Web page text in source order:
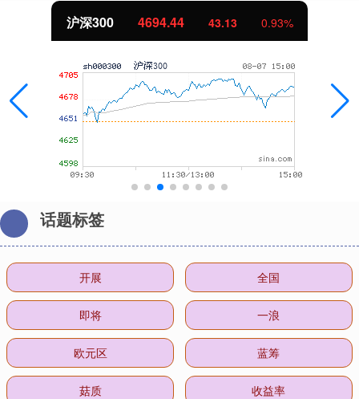
沪深300 4694.44 43.13 0.93%
话题标签
开展 全国
即将 一浪
欧元区 蓝筹
菇质 收益率